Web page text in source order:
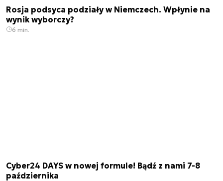
Rosja podsyca podziały w Niemczech. Wpłynie na
wynik wyborczy?
6 min.
Cyber24 DAYS w nowej formule! Bądź z nami 7-8
października